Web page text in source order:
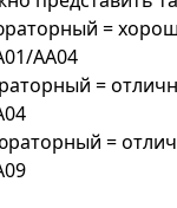
=
АА04
=
=